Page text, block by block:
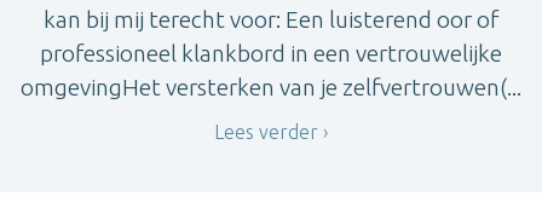
kan bij mij terecht voor: Een luisterend oor of
professioneel klankbord in een vertrouwelijke
omgevingHet versterken van je zelfvertrouwen(...
Lees verder